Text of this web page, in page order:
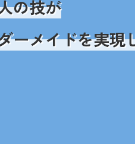
の技が
ーメイドを実現